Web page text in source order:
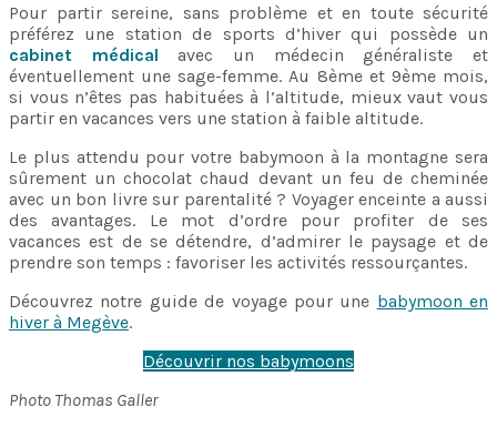
Pour partir sereine, sans problème et en toute sécurité
préférez une station de sports d’hiver qui possède un
cabinet médical
avec un médecin généraliste et
éventuellement une sage-femme. Au 8ème et 9ème mois,
si vous n’êtes pas habituées à l’altitude, mieux vaut vous
partir en vacances vers une station à faible altitude.
Le plus attendu pour votre babymoon à la montagne sera
sûrement un chocolat chaud devant un feu de cheminée
avec un bon livre sur parentalité ? Voyager enceinte a aussi
des avantages. Le mot d’ordre pour profiter de ses
vacances est de se détendre, d’admirer le paysage et de
prendre son temps : favoriser les activités ressourçantes.
Découvrez notre guide de voyage pour une babymoon en
hiver à Megève.
Découvrir nos babymoons
Photo Thomas Galler